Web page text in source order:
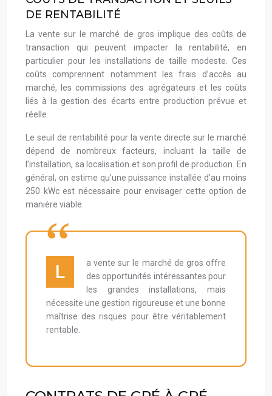
DE RENTABILITÉ
La vente sur le marché de gros implique des coûts de
transaction qui peuvent impacter la rentabilité, en
particulier pour les installations de taille modeste. Ces
coûts comprennent notamment les frais d’accès au
marché, les commissions des agrégateurs et les coûts
liés à la gestion des écarts entre production prévue et
réelle.
Le seuil de rentabilité pour la vente directe sur le marché
dépend de nombreux facteurs, incluant la taille de
l’installation, sa localisation et son profil de production. En
général, on estime qu’une puissance installée d’au moins
250 kWc est nécessaire pour envisager cette option de
manière viable.
L
a vente sur le marché de gros offre
des opportunités intéressantes pour
les grandes installations, mais
nécessite une gestion rigoureuse et une bonne
maîtrise des risques pour être véritablement
rentable.